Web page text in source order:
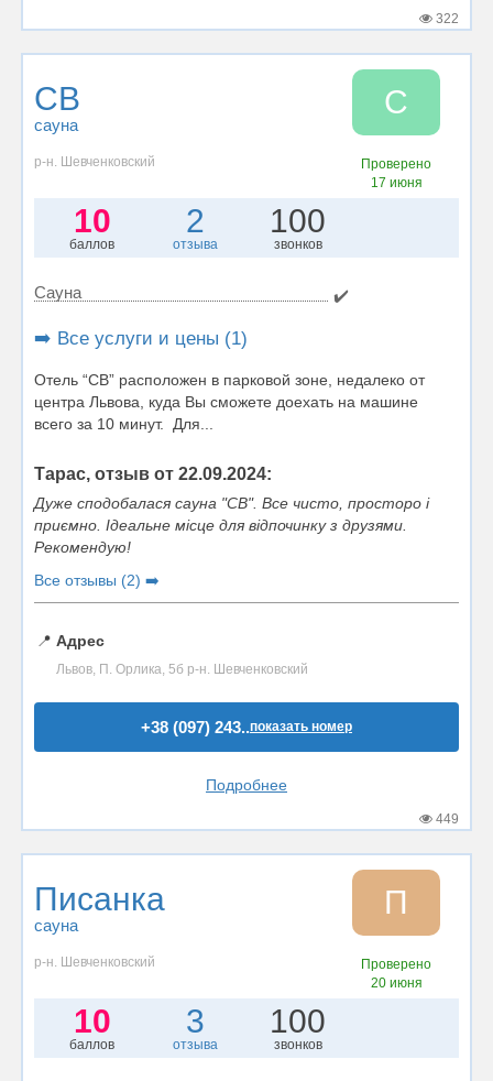
322
СВ
сауна
С
р-н. Шевченковский
Проверено
17 июня
10
баллов
2
отзыва
100
звонков
Сауна ✔️
➡️ Все услуги и цены (1)
Отель “СВ” расположен в парковой зоне, недалеко от
центра Львова, куда Вы сможете доехать на машине
всего за 10 минут. Для...
Тарас, отзыв от 22.09.2024:
Дуже сподобалася сауна "СВ". Все чисто, просторо і
приємно. Ідеальне місце для відпочинку з друзями.
Рекомендую!
Все отзывы (2) ➡️
📍 Адрес
Львов, П. Орлика, 5б р-н. Шевченковский
+38 (097) 243..показать номер
Подробнее
449
Писанка
сауна
П
р-н. Шевченковский
Проверено
20 июня
10
баллов
3
отзыва
100
звонков